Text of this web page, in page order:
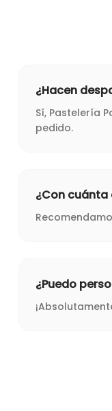
¿Hacen
Sí, Pastelería
pedido.
¿Con
¿Puedo